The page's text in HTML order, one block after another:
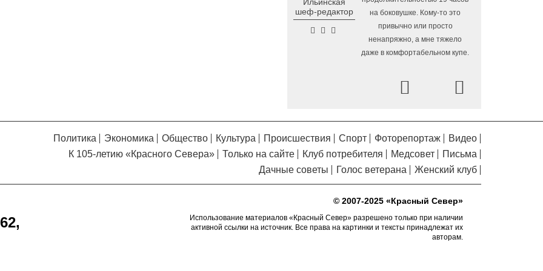
в Вологодской области
Завершается ремонт
автодороги Усть-Алексеево –
Мякинницыно в Великоустюгском округе
первое место в бюллетене на выборах в
открылся в заречной части Вологды
5.08.2026 17:17 В Вологде завершены
работы по благоустройству на 18
дворовых территориях
5.08.2026 16:50 Осановская роща в
Вологде стала современным парком с
5.08.2026 16:41 Почти 13,5 тысячи человек
пострадали от клещей в Вологодской
шеф-редактор
на боковушке. Кому-то это
привычно или просто
ненапряжно, а мне тяжело
даже в комфортабельном купе.
Политика Экономика Общество Культура Происшествия Спорт Фоторепортаж
Видео
К 105-летию «Красного Севера»
Только на сайте Клуб потребителя Медсовет
Письма
Дачные советы
Голос ветерана Женский клуб
© 2007-2025 «Красный Север»
Использование материалов «Красный Север» разрешено только при наличии
активной ссылки на источник. Все права на картинки и тексты принадлежат их
авторам.